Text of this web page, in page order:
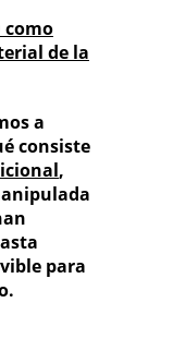
como
de la
a
consiste
,
para